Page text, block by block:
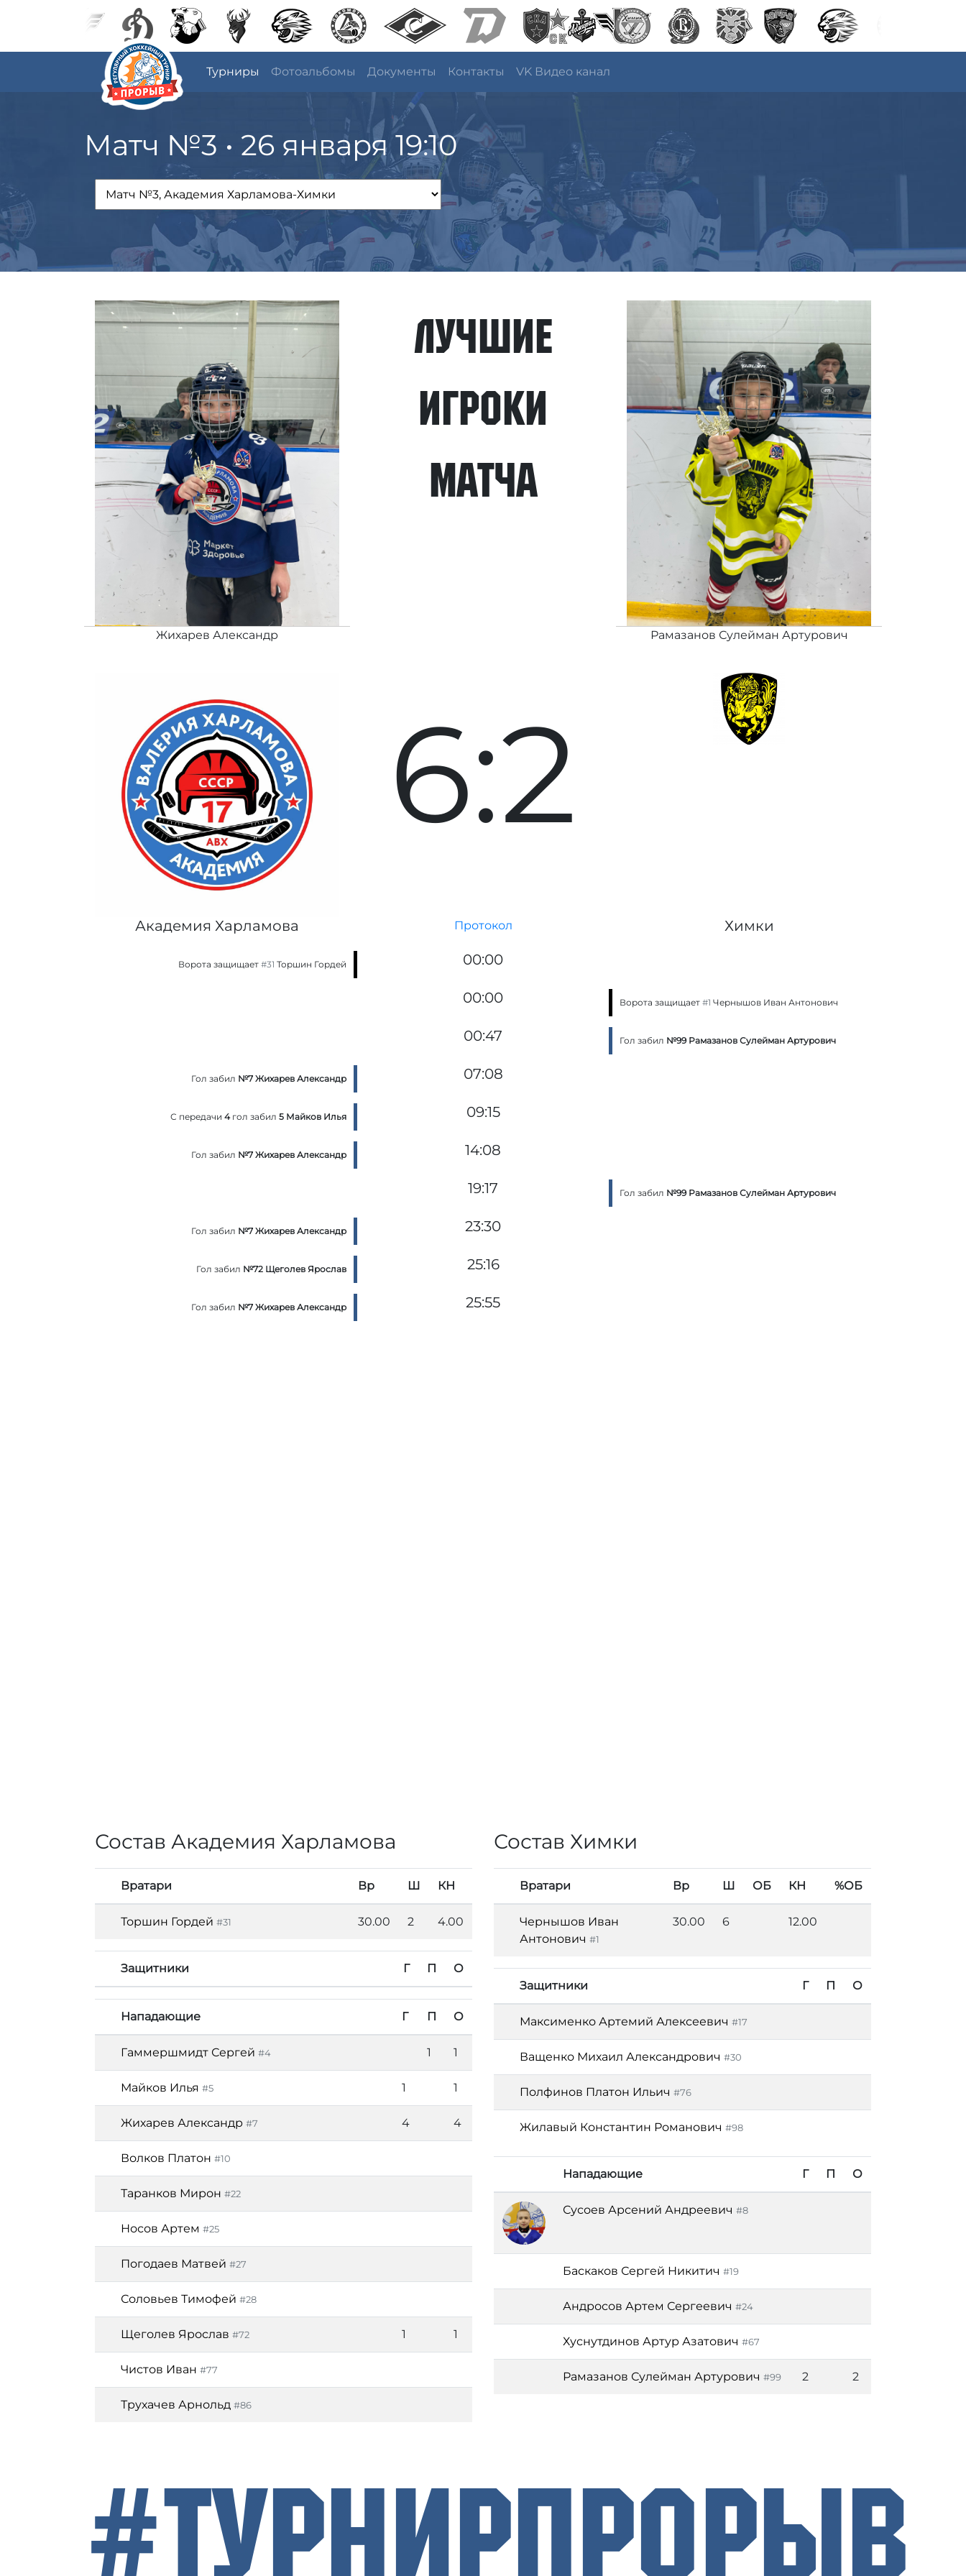
Турниры Фотоальбомы Документы Контакты VK Видео канал
Матч №3 • 26 января 19:10
Лучшие
игроки
матча
Жихарев Александр Рамазанов Сулейман Артурович
6:2
Академия Харламова Протокол Химки
Ворота защищает #31 Торшин Гордей 00:00
00:00 Ворота защищает #1 Чернышов Иван Антонович
00:47 Гол забил №99 Рамазанов Сулейман Артурович
Гол забил №7 Жихарев Александр 07:08
С передачи 4 гол забил 5 Майков Илья 09:15
Гол забил №7 Жихарев Александр 14:08
19:17 Гол забил №99 Рамазанов Сулейман Артурович
Гол забил №7 Жихарев Александр 23:30
Гол забил №72 Щеголев Ярослав 25:16
Гол забил №7 Жихарев Александр 25:55
Состав Академия Харламова
Вратари Вр Ш КН
Торшин Гордей #31 30.00 2 4.00
Защитники Г П О
Нападающие Г П О
Гаммершмидт Сергей #4 1 1
Майков Илья #5 1 1
Жихарев Александр #7 4 4
Волков Платон #10
Таранков Мирон #22
Носов Артем #25
Погодаев Матвей #27
Соловьев Тимофей #28
Щеголев Ярослав #72 1 1
Чистов Иван #77
Трухачев Арнольд #86
Состав Химки
Вратари Вр Ш ОБ КН %ОБ
Чернышов Иван
Антонович #1
30.00 6 12.00
Защитники Г П О
Максименко Артемий Алексеевич #17
Ващенко Михаил Александрович #30
Полфинов Платон Ильич #76
Жилавый Константин Романович #98
Нападающие Г П О
Сусоев Арсений Андреевич #8
Баскаков Сергей Никитич #19
Андросов Артем Сергеевич #24
Хуснутдинов Артур Азатович #67
Рамазанов Сулейман Артурович #99 2 2
#ТурнирПрорыв